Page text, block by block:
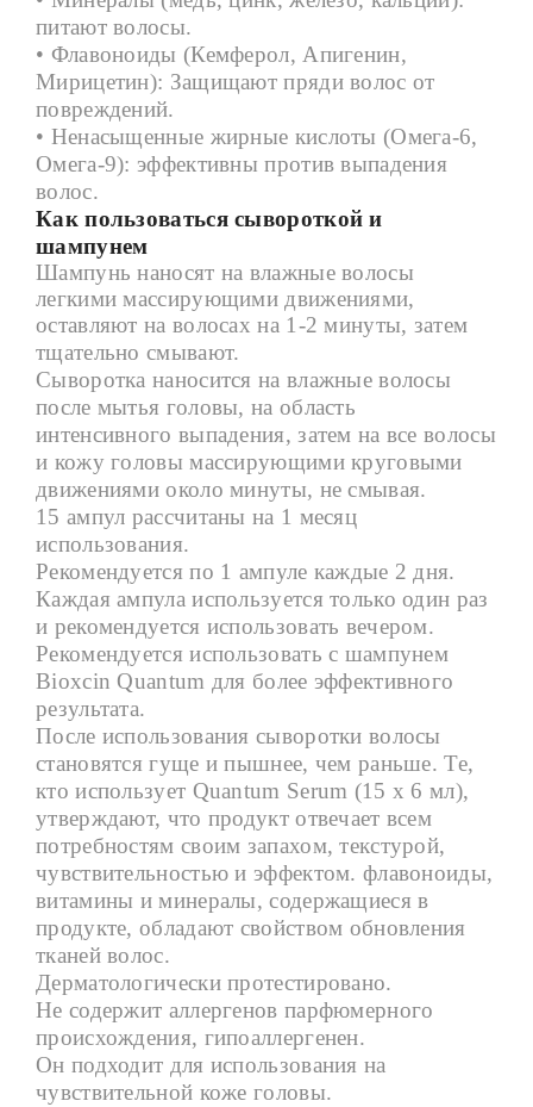
питают волосы.
• Флавоноиды (Кемферол, Апигенин,
Мирицетин): Защищают пряди волос от
повреждений.
• Ненасыщенные жирные кислоты (Омега-6,
Омега-9): эффективны против выпадения
волос.
Как пользоваться сывороткой и
шампунем
Шампунь наносят на влажные волосы
легкими массирующими движениями,
оставляют на волосах на 1-2 минуты, затем
тщательно смывают.
Сыворотка наносится на влажные волосы
после мытья головы, на область
интенсивного выпадения, затем на все волосы
и кожу головы массирующими круговыми
движениями около минуты, не смывая.
15 ампул рассчитаны на 1 месяц
использования.
Рекомендуется по 1 ампуле каждые 2 дня.
Каждая ампула используется только один раз
и рекомендуется использовать вечером.
Рекомендуется использовать с шампунем
Bioxcin Quantum для более эффективного
результата.
После использования сыворотки волосы
становятся гуще и пышнее, чем раньше. Те,
кто использует Quantum Serum (15 x 6 мл),
утверждают, что продукт отвечает всем
потребностям своим запахом, текстурой,
чувствительностью и эффектом. флавоноиды,
витамины и минералы, содержащиеся в
продукте, обладают свойством обновления
тканей волос.
Дерматологически протестировано.
Не содержит аллергенов парфюмерного
происхождения, гипоаллергенен.
Он подходит для использования на
чувствительной коже головы.